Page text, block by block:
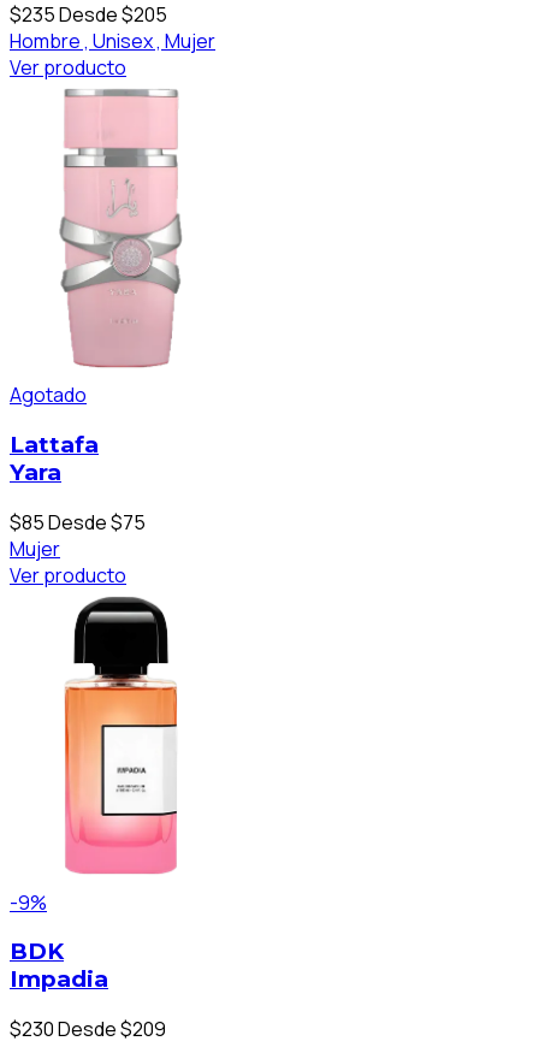
$235Desde $205
Hombre , Unisex , Mujer
Ver producto
Agotado
Lattafa
Yara
$85Desde $75
Mujer
Ver producto
-9%
BDK
Impadia
$230Desde $209